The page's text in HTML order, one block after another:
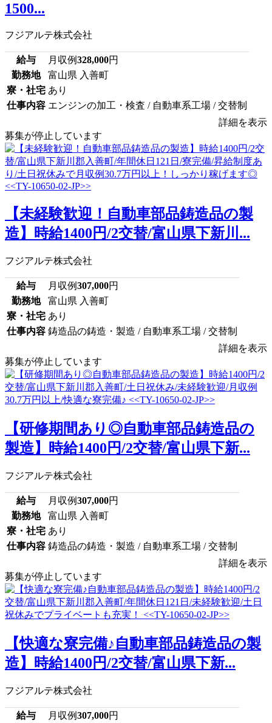
1500...
フジアルテ株式会社
給与 月収例328,000円
勤務地
富山県 入善町
寮・社宅 あり
仕事内容 エンジンの加工・検査 / 自動車系工場 / 交替制
詳細を表示
募集が停止しています
【未経験歓迎！自動車部品鋳造品の製
造】時給1400円/2交替/富山県下新川...
フジアルテ株式会社
給与 月収例307,000円
勤務地
富山県 入善町
寮・社宅 あり
仕事内容 鋳造品の鋳造・製造 / 自動車系工場 / 交替制
詳細を表示
募集が停止しています
【研修期間あり◎自動車部品鋳造品の
製造】時給1400円/2交替/富山県下新...
フジアルテ株式会社
給与 月収例307,000円
勤務地
富山県 入善町
寮・社宅 あり
仕事内容 鋳造品の鋳造・製造 / 自動車系工場 / 交替制
詳細を表示
募集が停止しています
【快適な寮完備♪自動車部品鋳造品の製
造】時給1400円/2交替/富山県下新...
フジアルテ株式会社
給与 月収例307,000円